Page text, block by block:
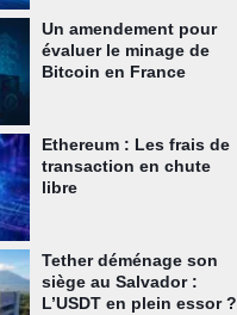
Un amendement pour
évaluer le minage de
Bitcoin en France
Ethereum : Les frais de
transaction en chute
libre
Tether déménage son
siège au Salvador :
L’USDT en plein essor ?